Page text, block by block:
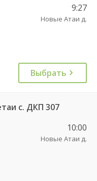
9:27
Новые Атаи д.
Выбрать
с. ДКП 307
10:00
Новые Атаи д.